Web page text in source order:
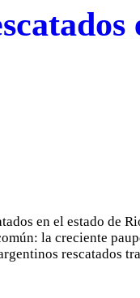
en el estado de
la creciente
rescatados